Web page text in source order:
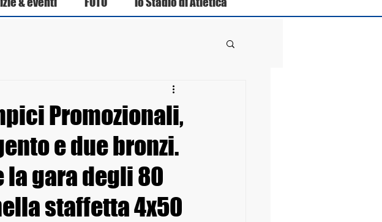
Promozionali,
e due bronzi.
la gara degli 80
staffetta 4x50